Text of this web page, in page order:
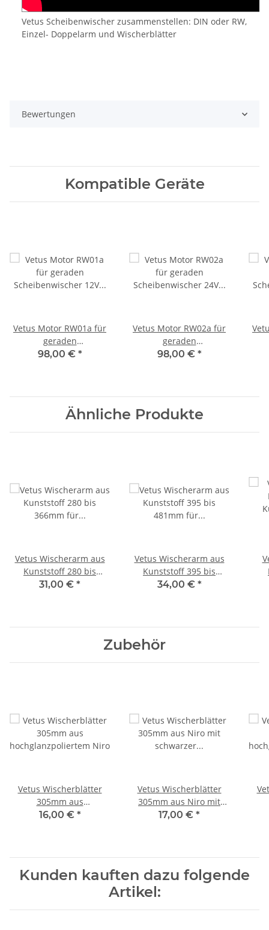
Vetus Scheibenwischer zusammenstellen: DIN oder RW,
Einzel- Doppelarm und Wischerblätter
Bewertungen
Kompatible Geräte
Vetus Motor RW01a für
geraden
Scheibenwischer 12V
98,00 € *
Vetus Motor RW02a für
geraden
Scheibenwischer 24V
98,00 € *
Ähnliche Produkte
Vetus Wischerarm aus
Kunststoff 280 bis
366mm für gerade Welle
31,00 € *
Vetus Wischerarm aus
Kunststoff 395 bis
481mm für gerade Welle
34,00 € *
Zubehör
Vetus Wischerblätter
305mm aus
hochglanzpoliertem Niro
16,00 € *
Vetus Wischerblätter
305mm aus Niro mit
schwarzer
17,00 € *
Kunden kauften dazu folgende
Artikel: